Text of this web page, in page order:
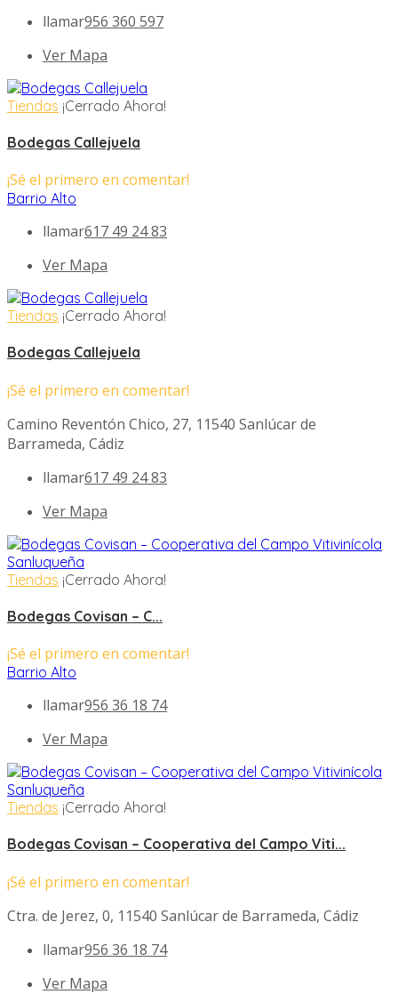
llamar956 360 597
Ver Mapa
Tiendas ¡Cerrado Ahora!
Bodegas Callejuela
¡Sé el primero en comentar!
Barrio Alto
llamar617 49 24 83
Ver Mapa
Tiendas ¡Cerrado Ahora!
Bodegas Callejuela
¡Sé el primero en comentar!
Camino Reventón Chico, 27, 11540 Sanlúcar de
Barrameda, Cádiz
llamar617 49 24 83
Ver Mapa
Tiendas ¡Cerrado Ahora!
Bodegas Covisan – C...
¡Sé el primero en comentar!
Barrio Alto
llamar956 36 18 74
Ver Mapa
Tiendas ¡Cerrado Ahora!
Bodegas Covisan – Cooperativa del Campo Viti...
¡Sé el primero en comentar!
Ctra. de Jerez, 0, 11540 Sanlúcar de Barrameda, Cádiz
llamar956 36 18 74
Ver Mapa